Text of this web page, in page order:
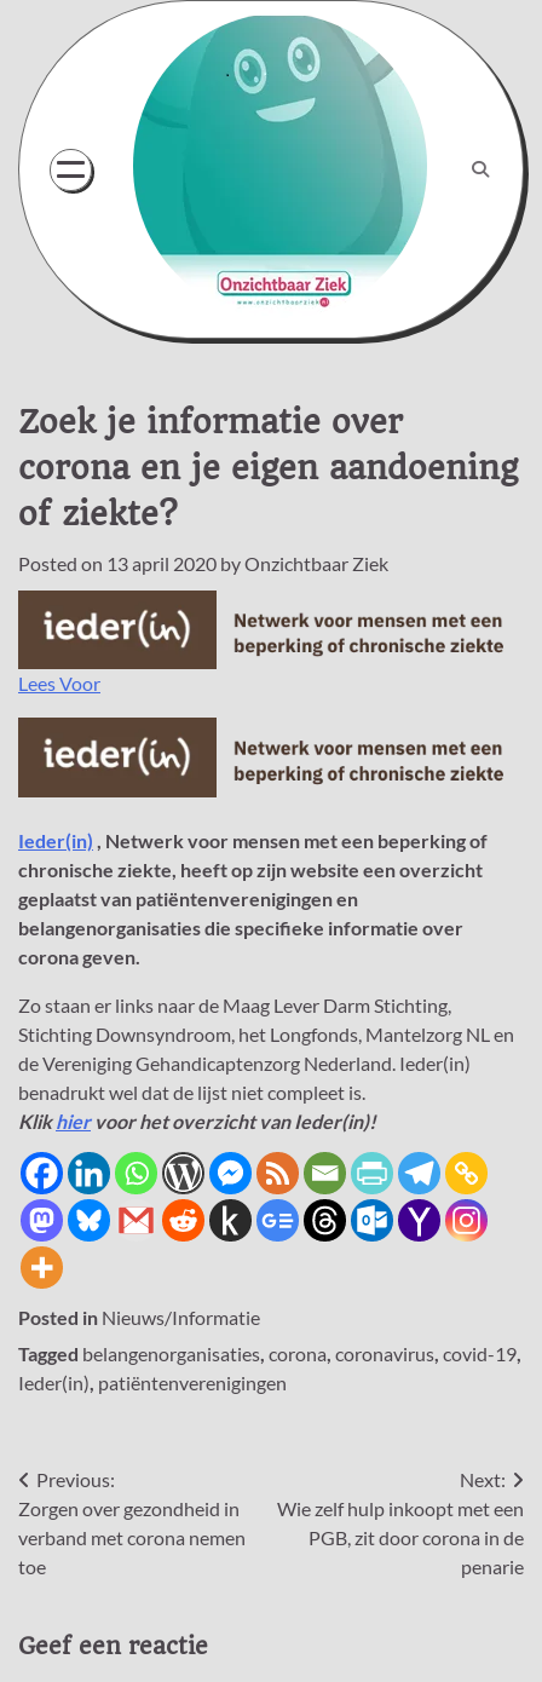
content
Zoek je informatie over
corona en je eigen aandoening
of ziekte?
Posted on 13 april 2020 byOnzichtbaar Ziek
Lees Voor
Ieder(in) , Netwerk voor mensen met een beperking of
chronische ziekte, heeft op zijn website een overzicht
geplaatst van patiëntenverenigingen en
belangenorganisaties die specifieke informatie over
corona geven.
Zo staan er links naar de Maag Lever Darm Stichting,
Stichting Downsyndroom, het Longfonds, Mantelzorg NL en
de Vereniging Gehandicaptenzorg Nederland. Ieder(in)
benadrukt wel dat de lijst niet compleet is.
Klikhiervoor het overzicht van Ieder(in)!
Posted in Nieuws/Informatie
Tagged belangenorganisaties corona coronavirus covid-19
Ieder(in) patiëntenverenigingen
Bericht
navigatie
Previous:
Zorgen over gezondheid in
verband met corona nemen
toe
Next:
Wie zelf hulp inkoopt met een
PGB, zit door corona in de
penarie
Geef een reactie